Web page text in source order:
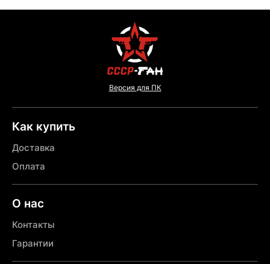
Версия для ПК
Как купить
Доставка
Оплата
О нас
Контакты
Гарантии